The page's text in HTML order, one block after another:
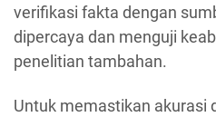
verifikasi fakta dengan
dipercaya dan menguji
penelitian tambahan.
Untuk memastikan akurasi